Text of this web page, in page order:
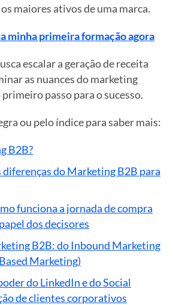
maiores ativos de uma marca.
minha primeira formação agora
escalar a geração de receita
as nuances do marketing
passo para o sucesso.
ou pelo índice para saber mais:
B2B?
do Marketing B2B para
funciona a jornada de compra
dos decisores
B2B: do Inbound Marketing
Marketing)
do LinkedIn e do Social
de clientes corporativos